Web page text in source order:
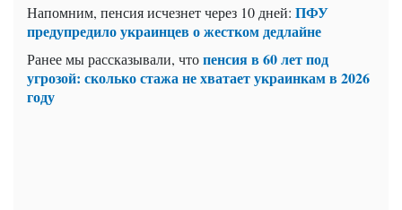
Напомним, пенсия исчезнет через 10 дней: ПФУ
предупредило украинцев о жестком дедлайне
Ранее мы рассказывали, чтопенсия в 60 лет под
угрозой: сколько стажа не хватает украинкам в 2026
году